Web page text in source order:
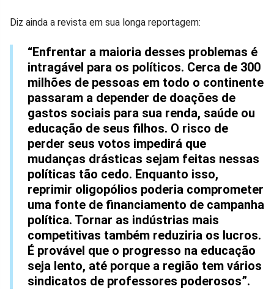
Diz ainda a revista em sua longa reportagem:
“Enfrentar a maioria desses problemas é
intragável para os políticos. Cerca de 300
milhões de pessoas em todo o continente
passaram a depender de doações de
gastos sociais para sua renda, saúde ou
educação de seus filhos. O risco de
perder seus votos impedirá que
mudanças drásticas sejam feitas nessas
políticas tão cedo. Enquanto isso,
reprimir oligopólios poderia comprometer
uma fonte de financiamento de campanha
política. Tornar as indústrias mais
competitivas também reduziria os lucros.
É provável que o progresso na educação
seja lento, até porque a região tem vários
sindicatos de professores poderosos”.